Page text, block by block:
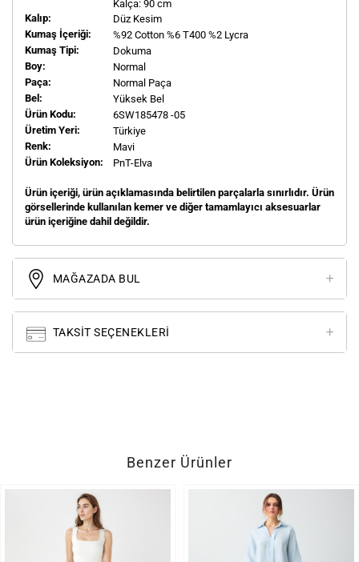
Kalça: 90 cm
Kalıp:
Düz Kesim
Kumaş İçeriği:
%92 Cotton %6 T400 %2 Lycra
Kumaş Tipi:
Dokuma
Boy:
Normal
Paça:
Normal Paça
Bel:
Yüksek Bel
Ürün Kodu:
6SW185478 -05
Üretim Yeri:
Türkiye
Renk:
Mavi
Ürün Koleksiyon:
PnT-Elva
Ürün içeriği, ürün açıklamasında belirtilen parçalarla sınırlıdır. Ürün
görsellerinde kullanılan kemer ve diğer tamamlayıcı aksesuarlar
ürün içeriğine dahil değildir.
MAĞAZADA BUL
TAKSIT SEÇENEKLERI
Benzer Ürünler